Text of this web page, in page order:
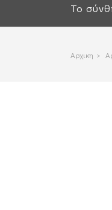
Το
Αρχικη >